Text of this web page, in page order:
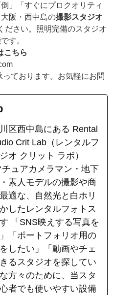
」「すぐにプロクオリティ
阪・西中島の撮影スタジオ
ださい。照明完備のスタジオ
す。
こちら
ております。お気軽にお問
区西中島にある Rental
Crit Lab（レンタルフ
オ クリット ラボ）
ュアカメラマン・地下
素人モデルの撮影や商
適な、自然光と白ホリ
したレンタルフォトス
「SNS映えする写真を
「ポートフォリオ用の
したい」「動画やチェ
るスタジオを探してい
方々のために、当スタ
者でも使いやすい設備